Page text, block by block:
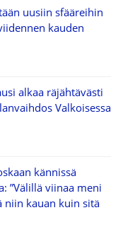
uusiin sfääreihin
kauden
alkaa räjähtävästi
Valkoisessa
kännissä
”Välillä viinaa meni
niin kauan kuin sitä